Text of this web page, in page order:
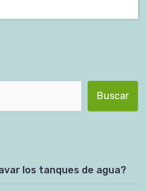
los tanques de agua?